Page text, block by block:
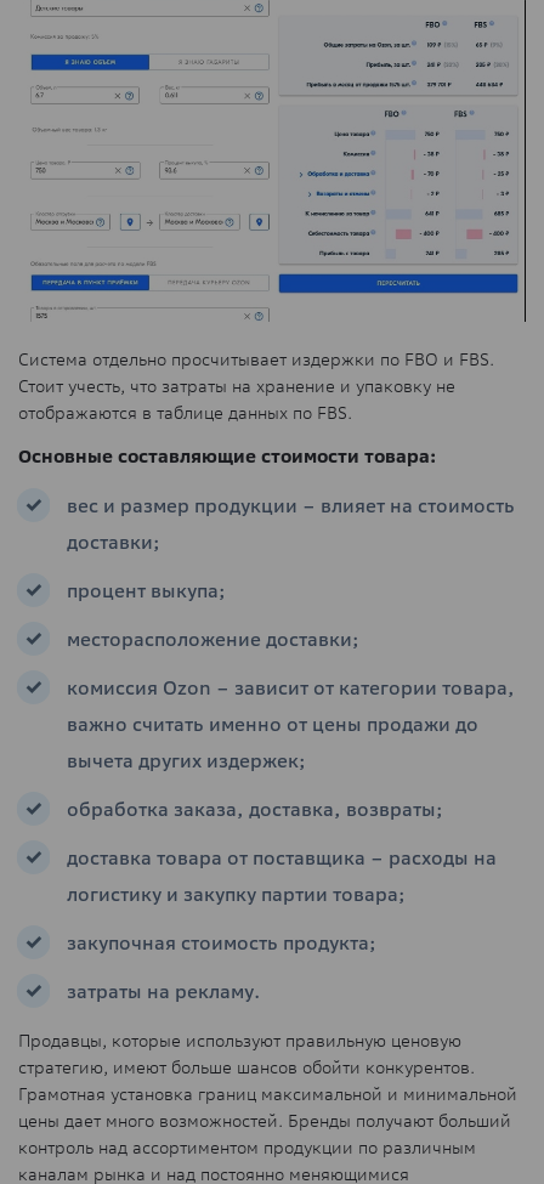
Система отдельно просчитывает издержки по FBO и FBS.
Стоит учесть, что затраты на хранение и упаковку не
отображаются в таблице данных по FBS.
Основные составляющие стоимости товара:
вес и размер продукции – влияет на стоимость
доставки;
процент выкупа;
месторасположение доставки;
комиссия Ozon – зависит от категории товара,
важно считать именно от цены продажи до
вычета других издержек;
обработка заказа, доставка, возвраты;
доставка товара от поставщика – расходы на
логистику и закупку партии товара;
закупочная стоимость продукта;
затраты на рекламу.
Продавцы, которые используют правильную ценовую
стратегию, имеют больше шансов обойти конкурентов.
Грамотная установка границ максимальной и минимальной
цены дает много возможностей. Бренды получают больший
контроль над ассортиментом продукции по различным
каналам рынка и над постоянно меняющимися